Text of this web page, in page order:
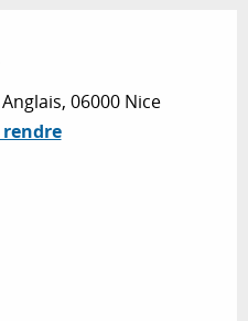
06000 Nice